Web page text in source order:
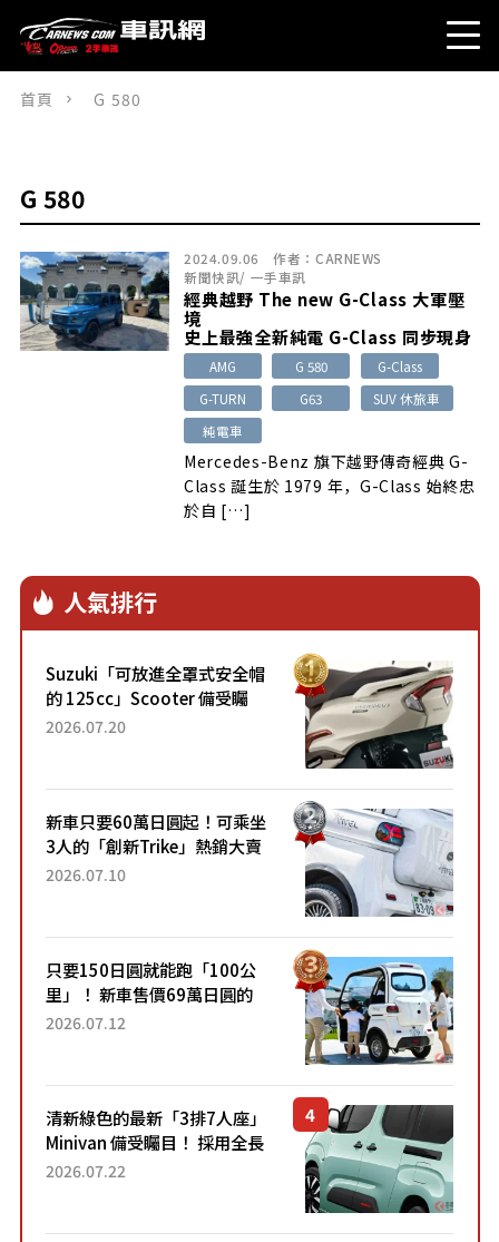
首頁 G 580
G 580
2024.09.06 作者： CARNEWS
新聞快訊/ 一手車訊
經典越野 The new G-Class 大軍壓
境
史上最強全新純電 G-Class 同步現身
AMG G 580
G-Class
G-TURN
G63
SUV 休旅車
純電車
Mercedes-Benz 旗下越野傳奇經典 G-
Class 誕生於 1979 年，G-Class 始終忠
於自 […]
人氣排行
Suzuki「可放進全罩式安全帽
的 125cc」Scooter 備受矚
目！採用全新流線設計與各項
2026.07.20
新車只要60萬日圓起！可乘坐
3人的「創新Trike」熱銷大賣
成為人氣車款！「養車成本真
2026.07.10
只要150日圓就能跑「100公
里」！ 新車售價69萬日圓的
「3人座」Trike大受歡迎！ 順
2026.07.12
清新綠色的最新「3排7人座」
Minivan 備受矚目！ 採用全長
4.7公尺剛剛好的車身尺寸與
2026.07.22